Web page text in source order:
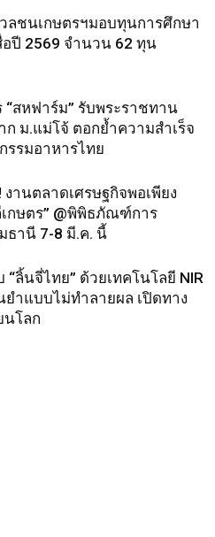
ลชนเกษตรฯมอบทุนการศึกษา
ปี 2569 จำนวน 62 ทุน
“สหฟาร์ม” รับพระราชทาน
ก ม.แม่โจ้ ตอกย้ำความสำเร็จ
รรมอาหารไทย
านตลาดเศรษฐกิจพอเพียง
เกษตร” @พิพิธภัณฑ์การ
ธานี 7-8 มี.ค. นี้
“ลิ้นจี่ไทย” ด้วยเทคโนโลยี NIR
ยำแบบไม่ทำลายผล เปิดทาง
นโลก